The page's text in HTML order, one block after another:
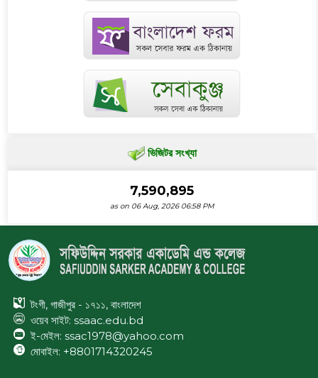
ভিজিটর সংখ্যা
7,590,895
as on 06 Aug, 2026 06:58 PM
টংগী, গাজীপুর - ১৭১১, বাংলাদেশ
ওয়েব সাইট: ssaac.edu.bd
ই-মেইল: ssac1978@yahoo.com
মোবাইল: +8801714320245